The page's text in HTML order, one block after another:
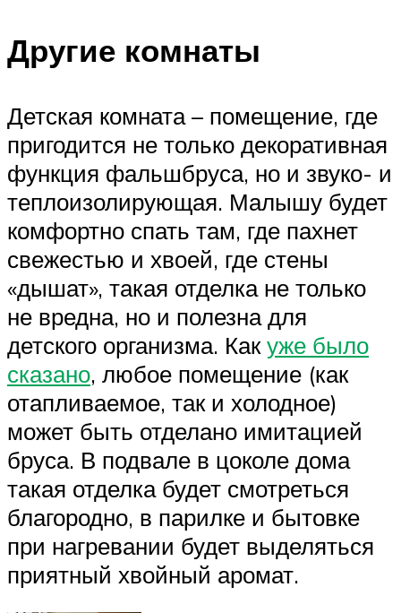
Другие комнаты
Детская комната – помещение, где
пригодится не только декоративная
функция фальшбруса, но и звуко- и
теплоизолирующая. Малышу будет
комфортно спать там, где пахнет
свежестью и хвоей, где стены
«дышат», такая отделка не только
не вредна, но и полезна для
детского организма. Какуже было
сказано, любое помещение (как
отапливаемое, так и холодное)
может быть отделано имитацией
бруса. В подвале в цоколе дома
такая отделка будет смотреться
благородно, в парилке и бытовке
при нагревании будет выделяться
приятный хвойный аромат.